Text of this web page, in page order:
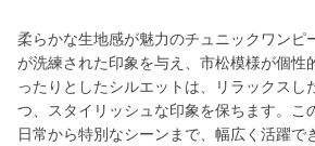
柔らかな生地感が魅力のチュニックワンピ
が洗練された印象を与え、市松模様が個性
ったりとしたシルエットは、リラックスし
つ、スタイリッシュな印象を保ちます。こ
日常から特別なシーンまで、幅広く活躍で